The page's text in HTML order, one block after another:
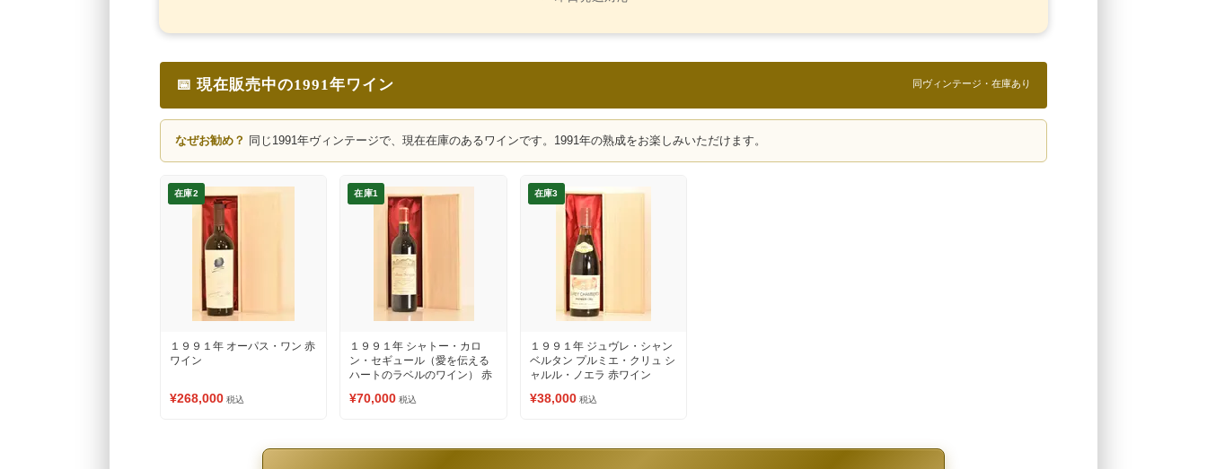
📅 現在販売中の1991年ワイン 同ヴィンテージ・在庫あり
なぜお勧め？ 同じ1991年ヴィンテージで、現在在庫のあるワインです。1991年の熟成をお楽しみいただけます。
在庫2
１９９１年 オーパス・ワン 赤
ワイン
¥268,000 税込
在庫1
１９９１年 シャトー・カロ
ン・セギュール（愛を伝える
ハートのラベルのワイン） 赤
¥70,000 税込
在庫3
１９９１年 ジュヴレ・シャン
ベルタン プルミエ・クリュ シ
ャルル・ノエラ 赤ワイン
¥38,000 税込